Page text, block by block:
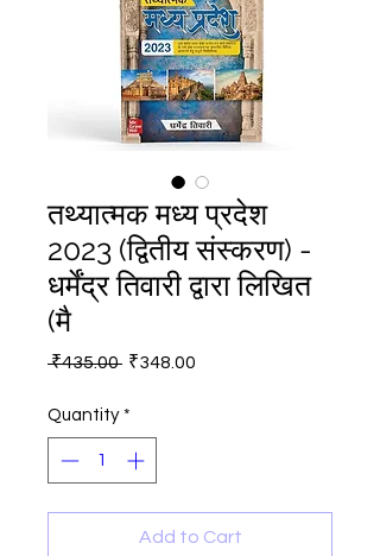
तथ्यात्मक मध्य प्रदेश
2023 (द्वितीय संस्करण) -
धर्मेंद्र तिवारी द्वारा लिखित
(मै
₹435.00 Regular
₹348.00
Quantity *
Add to Cart